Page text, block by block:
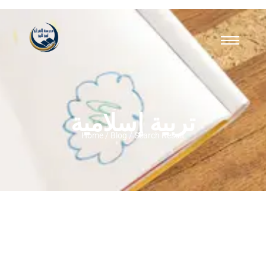
تربية إسلامية
Home / Blog / Search Result